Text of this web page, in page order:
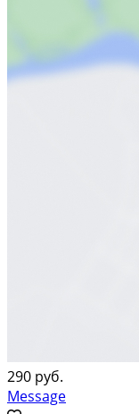
290 руб.
Message